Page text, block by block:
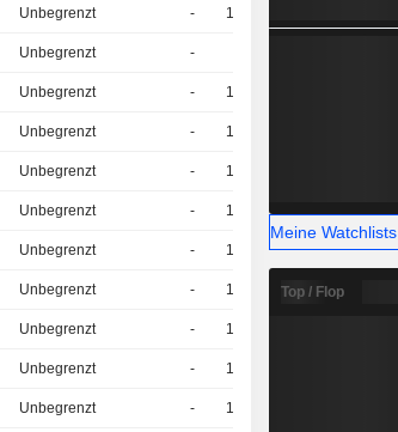
Unbegrenzt - 10
Unbegrenzt -
Unbegrenzt - 10
Unbegrenzt - 10
Unbegrenzt - 10
Unbegrenzt - 10 -EUR
Unbegrenzt - 10 -EUR
Unbegrenzt - 10 -
Unbegrenzt - 10
Unbegrenzt - 10
Unbegrenzt - 10
Meine Watchlists
Top / Flop